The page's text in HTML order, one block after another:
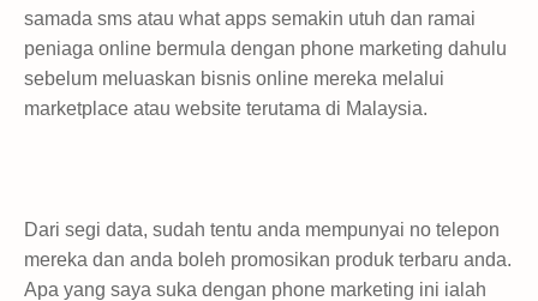
samada sms atau what apps semakin utuh dan ramai
peniaga online bermula dengan phone marketing dahulu
sebelum meluaskan bisnis online mereka melalui
marketplace atau website terutama di Malaysia.
Dari segi data, sudah tentu anda mempunyai no telepon
mereka dan anda boleh promosikan produk terbaru anda.
Apa yang saya suka dengan phone marketing ini ialah